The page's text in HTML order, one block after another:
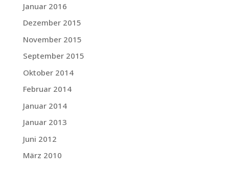
Januar 2016
Dezember 2015
November 2015
September 2015
Oktober 2014
Februar 2014
Januar 2014
Januar 2013
Juni 2012
März 2010